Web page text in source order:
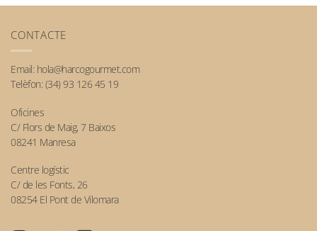
CONTACTE
Email: hola@harcogourmet.com
Telèfon: (34) 93 126 45 19
Oficines
C/ Flors de Maig, 7 Baixos
08241 Manresa
Centre logístic
C/ de les Fonts, 26
08254 El Pont de Vilomara